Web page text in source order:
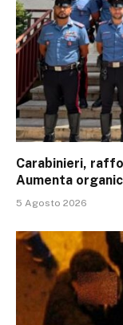
Carabinieri,
Aumenta
5 Agosto 2026